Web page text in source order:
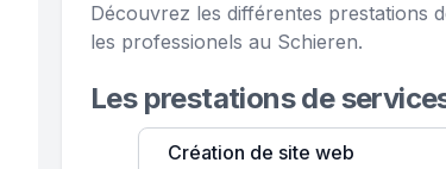
Découvrez les différentes prestations
les professionels au Schieren.
Les prestations de
Création de site web